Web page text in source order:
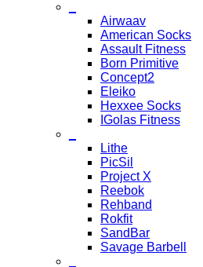
Airwaav
American Socks
Assault Fitness
Born Primitive
Concept2
Eleiko
Hexxee Socks
IGolas Fitness
Lithe
PicSil
Project X
Reebok
Rehband
Rokfit
SandBar
Savage Barbell